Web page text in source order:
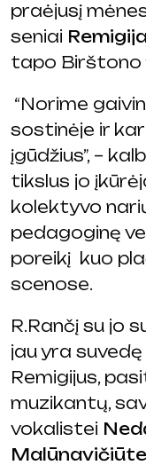
praėjusį
seniai
tapo Birštono
“Norime
sostinėje ir
įgūdžius”, –
tikslus jo
kolektyvo
pedagoginę
poreikį kuo
scenose.
R.Rančį su jo
jau yra
Remigijus,
muzikantų,
vokalistei